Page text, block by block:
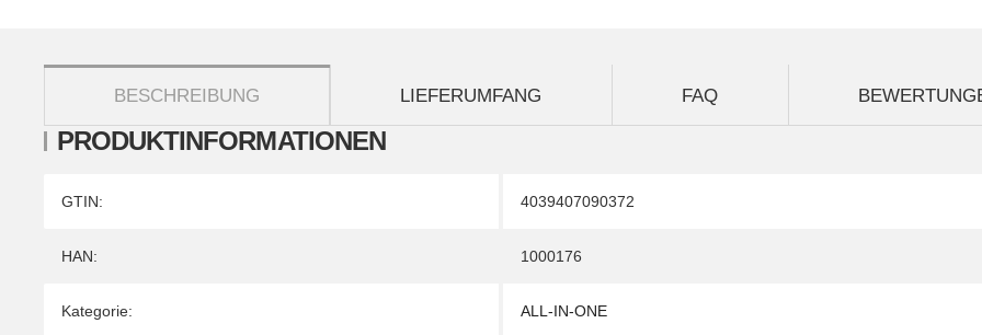
BESCHREIBUNG LIEFERUMFANG FAQ
PRODUKTINFORMATIONEN
Produkteigenschaft
Wert
GTIN: 4039407090372
HAN: 1000176
Kategorie: ALL-IN-ONE